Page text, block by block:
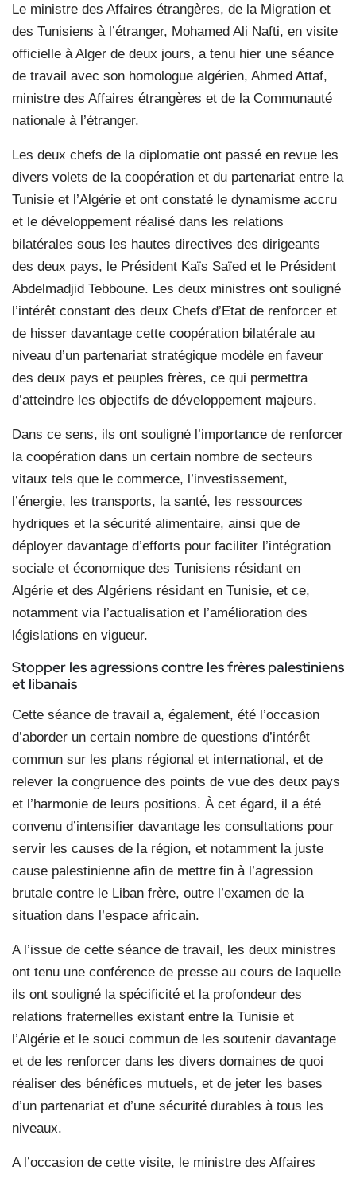
Le ministre des Affaires étrangères, de la Migration et
des Tunisiens à l’étranger, Mohamed Ali Nafti, en visite
officielle à Alger de deux jours, a tenu hier une séance
de travail avec son homologue algérien, Ahmed Attaf,
ministre des Affaires étrangères et de la Communauté
nationale à l’étranger.
Les deux chefs de la diplomatie ont passé en revue les
divers volets de la coopération et du partenariat entre la
Tunisie et l’Algérie et ont constaté le dynamisme accru
et le développement réalisé dans les relations
bilatérales sous les hautes directives des dirigeants
des deux pays, le Président Kaïs Saïed et le Président
Abdelmadjid Tebboune. Les deux ministres ont souligné
l’intérêt constant des deux Chefs d’Etat de renforcer et
de hisser davantage cette coopération bilatérale au
niveau d’un partenariat stratégique modèle en faveur
des deux pays et peuples frères, ce qui permettra
d’atteindre les objectifs de développement majeurs.
Dans ce sens, ils ont souligné l’importance de renforcer
la coopération dans un certain nombre de secteurs
vitaux tels que le commerce, l’investissement,
l’énergie, les transports, la santé, les ressources
hydriques et la sécurité alimentaire, ainsi que de
déployer davantage d’efforts pour faciliter l’intégration
sociale et économique des Tunisiens résidant en
Algérie et des Algériens résidant en Tunisie, et ce,
notamment via l’actualisation et l’amélioration des
législations en vigueur.
Stopper les agressions contre les frères palestiniens
et libanais
Cette séance de travail a, également, été l’occasion
d’aborder un certain nombre de questions d’intérêt
commun sur les plans régional et international, et de
relever la congruence des points de vue des deux pays
et l’harmonie de leurs positions. À cet égard, il a été
convenu d’intensifier davantage les consultations pour
servir les causes de la région, et notamment la juste
cause palestinienne afin de mettre fin à l’agression
brutale contre le Liban frère, outre l’examen de la
situation dans l’espace africain.
A l’issue de cette séance de travail, les deux ministres
ont tenu une conférence de presse au cours de laquelle
ils ont souligné la spécificité et la profondeur des
relations fraternelles existant entre la Tunisie et
l’Algérie et le souci commun de les soutenir davantage
et de les renforcer dans les divers domaines de quoi
réaliser des bénéfices mutuels, et de jeter les bases
d’un partenariat et d’une sécurité durables à tous les
niveaux.
A l’occasion de cette visite, le ministre des Affaires